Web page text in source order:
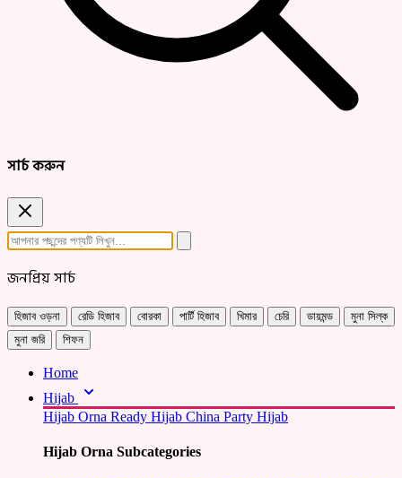
সার্চ করুন
জনপ্রিয় সার্চ
হিজাব ওড়না রেডি হিজাব বোরকা পার্টি হিজাব খিমার চেরি ডায়মন্ড
মুনা সিল্ক
মুনা জরি
শিফন
Home
Hijab
Hijab Orna Ready Hijab China Party Hijab
Hijab Orna Subcategories